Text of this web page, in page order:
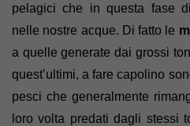
pelagici che in questa fase
nelle nostre acque. Di fatto le
a quelle generate dai grossi
quest’ultimi, a fare capolino
pesci che generalmente
loro volta predati dagli stessi